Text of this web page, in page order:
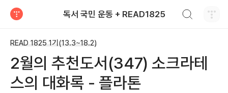
독서 국민 운동 + READ1825
READ 1825 1기(13.3~18.2)
2월의 추천도서(347) 소크라테
스의 대화록 - 플라톤